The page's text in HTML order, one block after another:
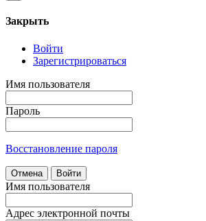
Закрыть
Войти
Зарегистрироваться
Имя пользователя
Пароль
Восстановление пароля
Отмена Войти
Имя пользователя
Адрес электронной почты